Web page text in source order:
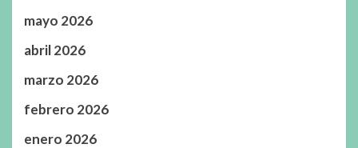
mayo 2026
abril 2026
marzo 2026
febrero 2026
enero 2026